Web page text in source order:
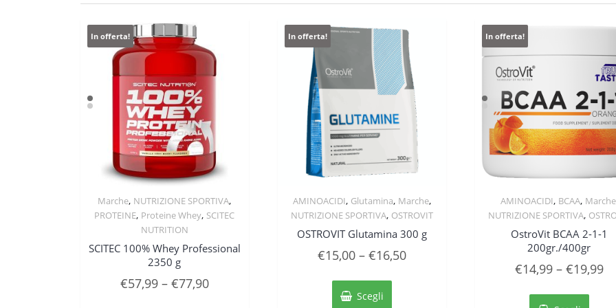
In offerta!
Quick View
Marche, NUTRIZIONE SPORTIVA,
PROTEINE, Proteine Whey, SCITEC
NUTRITION
SCITEC 100% Whey Professional
2350 g
€57,99– €77,90
In offerta!
Quick View
AMINOACIDI, Glutamina, Marche,
NUTRIZIONE SPORTIVA, OSTROVIT
OSTROVIT Glutamina 300 g
€15,00– €16,50
Scegli
In offerta!
Quick View
AMINOACIDI, BCAA, Marche
NUTRIZIONE SPORTIVA,
OstroVit BCAA 2-1-1
200gr./400gr
€14,99– €19,99